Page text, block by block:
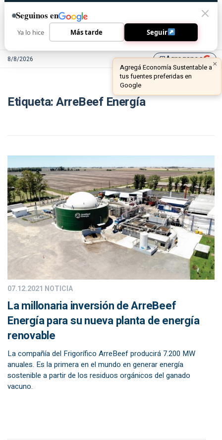
8/8/2026 library_addAgreganos ×
Agregá Economía Sustentable a
tus fuentes preferidas en
Google
Etiqueta:ArreBeef Energía
07.12.2021 NOTICIA
La millonaria inversión de ArreBeef
Energía para su nueva planta de energía
renovable
La compañía del Frigorífico ArreBeef producirá 7.200 MW
anuales. Es la primera en el mundo en generar energía
sostenible a partir de los residuos orgánicos del ganado
vacuno.
Seguinos en
Ya lo hice Más tarde Seguir